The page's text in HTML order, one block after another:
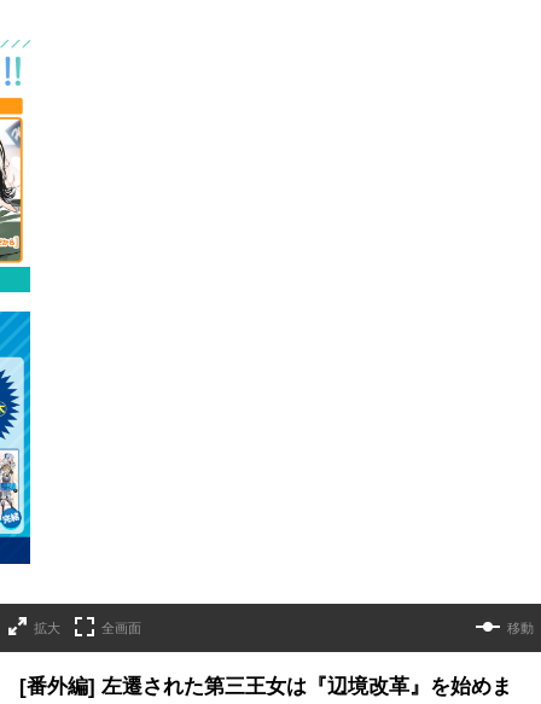
拡大 全画面 移動
[番外編] 左遷された第三王女は『辺境改革』を始めま